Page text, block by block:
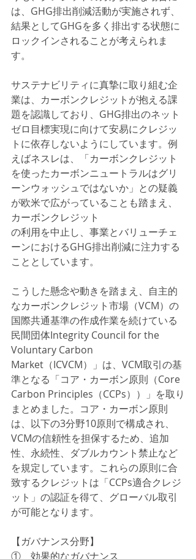
は、GHG排出削減活動が実施されず、
結果としてGHGを多く排出する状態に
ロックインされることが考えられま
す。
サステナビリティに真摯に取り組む企
業は、カーボンクレジットが抱える課
題を認識しており、GHG排出のネット
ゼロ目標実現に向けて安易にクレジッ
トに依存しないようにしています。例
えばネスレは、「カーボンクレジット
を使ったカーボンニュートラルはグリ
ーンウォッシュではないか」との疑義
が欧米で広がっていることも踏まえ、
カーボンクレジット
の利用を中止し、事業とバリューチェ
ーンにおけるGHG排出削減に注力する
こととしています。
こうした懸念や動きを踏まえ、自主的
なカーボンクレジット市場（VCM）の
国際共通基準の作成作業を続けている
民間団体Integrity Council for the
Voluntary Carbon
Market（ICVCM）」は、VCM取引の基
準となる「コア・カーボン原則（Core
Carbon Principles（CCPs））」を取り
まとめました。コア・カーボン原則
は、以下の3分野10原則で構成され、
VCMの信頼性を担保するため、追加
性、永続性、ダブルカウント禁止など
を規定しています。これらの原則に合
致するクレジットは「CCPs適合クレジ
ット」の認証を得て、グローバル取引
が可能となります。
【ガバナンス分野】
①    効果的なガバナンス